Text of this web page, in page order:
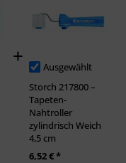
Ausgewählt
Storch 217800 –
Tapeten-
Nahtroller
zylindrisch Weich
4,5 cm
6,52 € *